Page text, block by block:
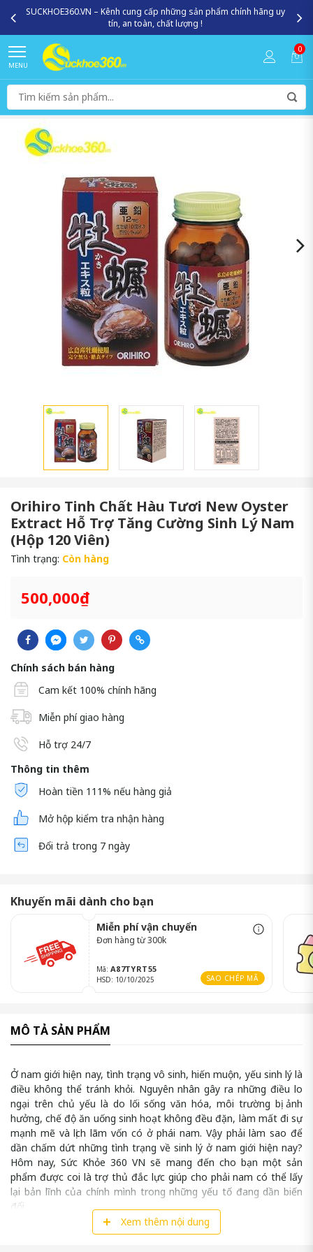
SUCKHOE360.VN – Kênh cung cấp những sản phẩm chính hãng uy
tín, an toàn, chất lượng !
MENU
0
Orihiro Tinh Chất Hàu Tươi New Oyster
Extract Hỗ Trợ Tăng Cường Sinh Lý Nam
(Hộp 120 Viên)
Tình trạng: Còn hàng
500,000₫
Chính sách bán hàng
Cam kết 100% chính hãng
Miễn phí giao hàng
Hỗ trợ 24/7
Thông tin thêm
Hoàn tiền 111% nếu hàng giả
Mở hộp kiểm tra nhận hàng
Đổi trả trong 7 ngày
Khuyến mãi dành cho bạn
Miễn phí vận chuyển
Đơn hàng từ 300k
Mã: A87TYRT55
HSD: 10/10/2025 SAO CHÉP MÃ
MÔ TẢ SẢN PHẨM
Ở nam giới hiện nay, tình trạng vô sinh, hiến muộn, yếu sinh lý là
điều không thể tránh khỏi. Nguyên nhân gây ra những điều lo
ngại trên chủ yếu là do lối sống văn hóa, môi trường bị ảnh
hưởng, chế độ ăn uống sinh hoạt không đều đặn, làm mất đi sự
mạnh mẽ và lịch lãm vốn có ở phái nam. Vậy phải làm sao để
dần chấm dứt những tình trạng về sinh lý ở nam giới hiện nay?
Hôm nay, Sức Khỏe 360 VN sẽ mang đến cho bạn một sản
phẩm được coi là trợ thủ đắc lực giúp cho phải nam có thể lấy
lại bản lĩnh của chính mình trong những yếu tố đang dần biến
đổi.
Sức Khỏe 360 VNtìm hiểu về
Xem thêm nội dung